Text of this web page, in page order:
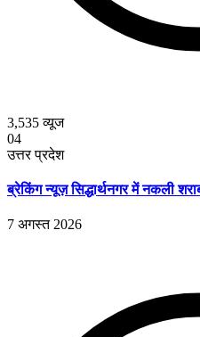
3,535व्यूज
04
उत्तर प्रदेश
ब्रेकिंग न्यूज़ सिद्धार्थनगर में नकली
7 अगस्त 2026